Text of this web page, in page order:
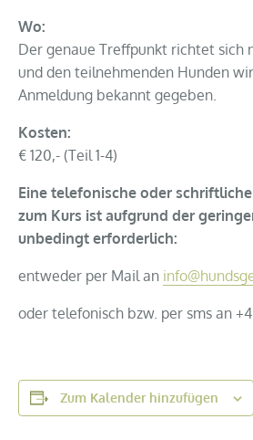
Wo:
Der genaue Treffpunkt richtet sich
und den teilnehmenden Hunden
Anmeldung bekannt gegeben.
Kosten:
€ 120,- (Teil 1-4)
Eine telefonische oder
zum Kurs ist aufgrund der
unbedingt erforderlich:
entweder per Mail an
oder telefonisch bzw. per sms an
Zum Kalender hinzufügen